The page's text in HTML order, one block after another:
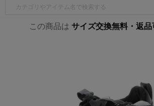
この商品は サイズ交換無料・返